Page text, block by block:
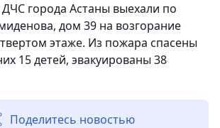
города Астаны выехали по
дом 39 на возгорание
этаже. Из пожара спасены
15 детей, эвакуированы 38
Поделитесь новостью